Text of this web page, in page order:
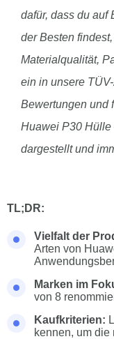
dafür, dass du auf
der Besten
Materialqualität,
ein in unsere
Bewertungen und
Huawei P30 Hülle
dargestellt und
TL;DR:
Vielfalt der
Arten von
Marken im
von 8
Kaufkriterien:
kennen, um die